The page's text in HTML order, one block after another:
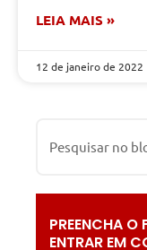
LEIA MAIS »
12 de janeiro de 2022
PREENCHA O
ENTRAR EM